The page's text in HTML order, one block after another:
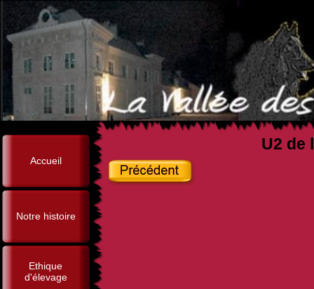
Accueil
Notre histoire
Ethique
d'élevage
U2 de